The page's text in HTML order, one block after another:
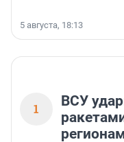
5 августа, 18:13
1
ВСУ